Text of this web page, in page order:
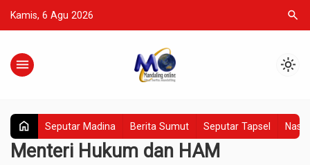
Kamis, 6 Agu 2026 search
menu light_mode
home Seputar Madina Berita Sumut Seputar Tapsel
Menteri Hukum dan HAM